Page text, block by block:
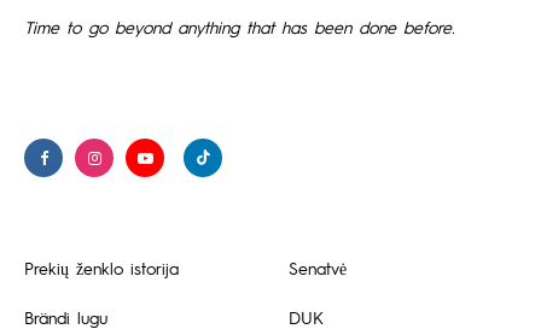
Time to go beyond anything that has been done before.
Prekių ženklo istorija
Brändi lugu
Senatvė
DUK